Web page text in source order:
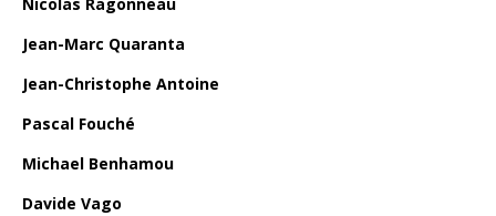
Jean-Marc Quaranta
Jean-Christophe Antoine
Pascal Fouché
Michael Benhamou
Davide Vago